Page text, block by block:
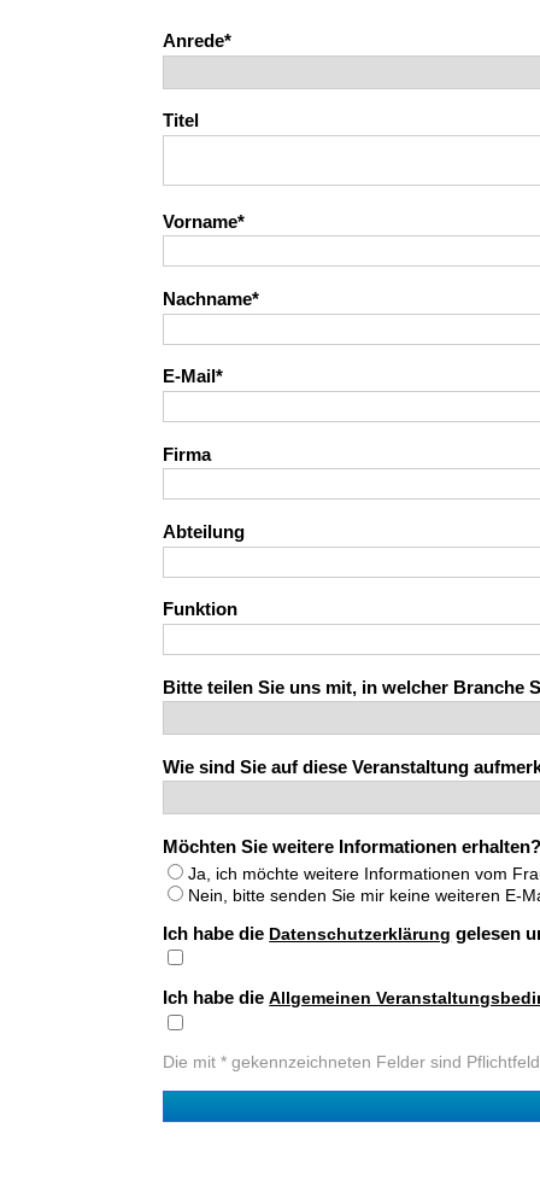
Anrede
Titel
Vorname
Nachname
E-Mail
Firma
Abteilung
Funktion
Bitte teilen Sie uns mit, in welcher Branche
Wie sind Sie auf diese Veranstaltung
Möchten Sie weitere Informationen
Ja, ich möchte weitere Informationen vom
Nein, bitte senden Sie mir keine weiteren E-
Ich habe die Datenschutzerklärung gelesen
Ich habe dieAllgemeinen
Die mit * gekennzeichneten Felder sind